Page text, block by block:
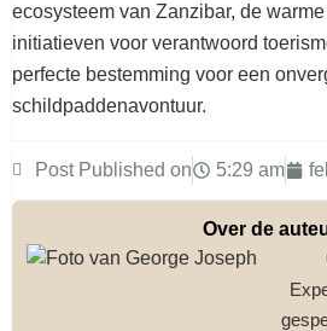
ecosysteem van Zanzibar, de
initiatieven voor verantwoord
perfecte bestemming voor een
schildpaddenavontuur.
Post Published on 5:29 am
Over de